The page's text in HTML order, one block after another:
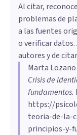
Al citar,
problemas de
a las fuentes
o verificar
autores y de
Marta Lozano
Crisis de
fundamentos.
https://
teoria-de-la-
principios-y-